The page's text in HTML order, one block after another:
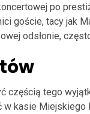
po
goście, tacy jak
odsłonie,
częścią tego
w kasie